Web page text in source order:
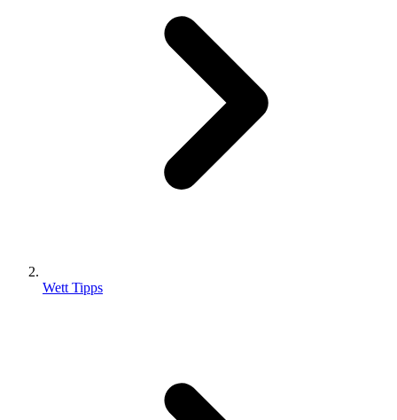
Wett Tipps